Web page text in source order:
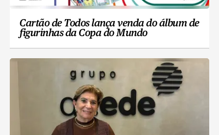
Cartão de Todos lança venda do álbum de
figurinhas da Copa do Mundo